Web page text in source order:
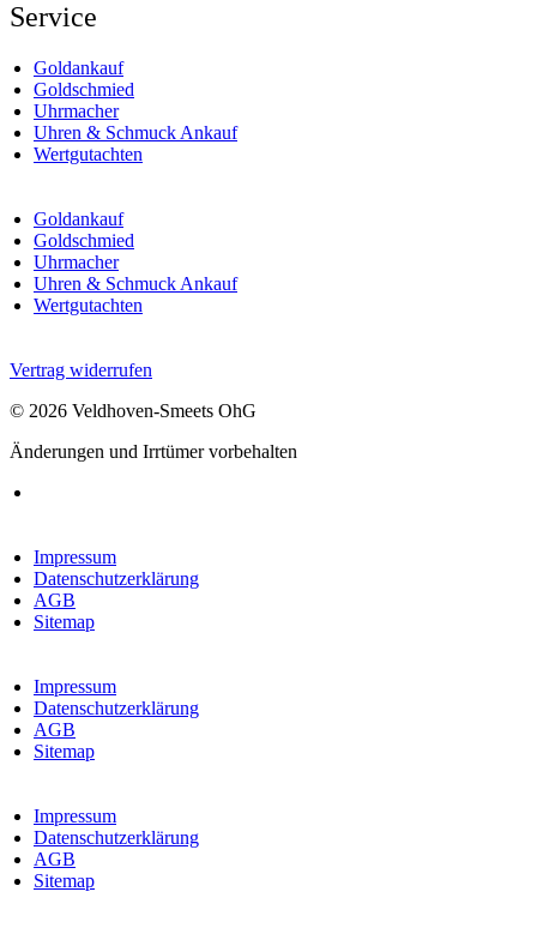
Service
Goldankauf
Goldschmied
Uhrmacher
Uhren & Schmuck Ankauf
Wertgutachten
Goldankauf
Goldschmied
Uhrmacher
Uhren & Schmuck Ankauf
Wertgutachten
Vertrag widerrufen
© 2026 Veldhoven-Smeets OhG
Änderungen und Irrtümer vorbehalten
Impressum
Datenschutzerklärung
AGB
Sitemap
Impressum
Datenschutzerklärung
AGB
Sitemap
Impressum
Datenschutzerklärung
AGB
Sitemap